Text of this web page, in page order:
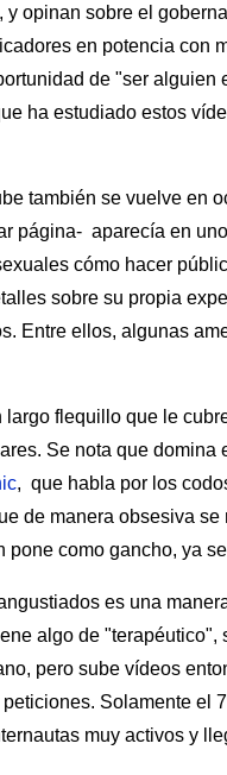
opinan sobre el
en potencia con
de "ser alguien
ha estudiado estos
también se vuelve en
página- aparecía en
cómo hacer
sobre su propia
Entre ellos, algunas
largo flequillo que le
Se nota que
, que habla por los
de manera obsesiva
pone como gancho, ya
es una
algo de "terapéutico",
pero sube vídeos
Solamente el
muy activos y